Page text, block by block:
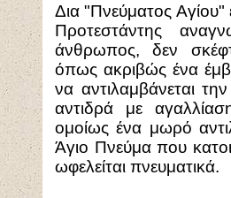
Δια "Πνεύματος Αγίου"
Προτεστάντης
άνθρωπος, δεν
όπως ακριβώς ένα
να αντιλαμβάνεται
αντιδρά με
ομοίως ένα μωρό
Άγιο Πνεύμα που
ωφελείται πνευματικά.